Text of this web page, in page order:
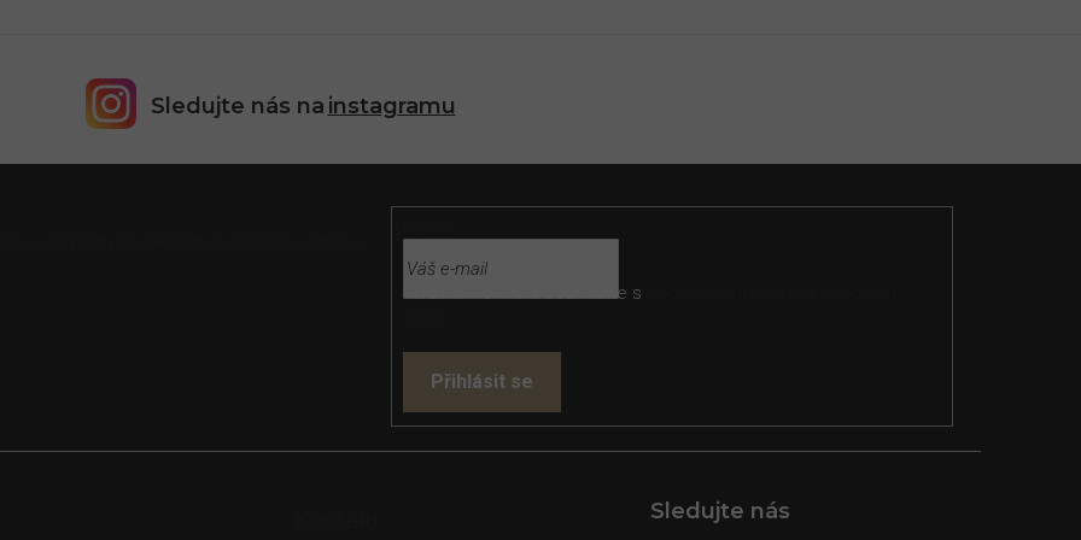
Sledujte nás na instagramu
Vložením e-mailu souhlasíte s
Přihlásit se
Sledujte nás